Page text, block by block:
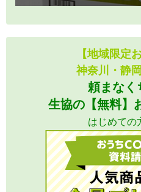
【地域限定
神奈川・静
頼まなく
生協の【無料】
はじめての